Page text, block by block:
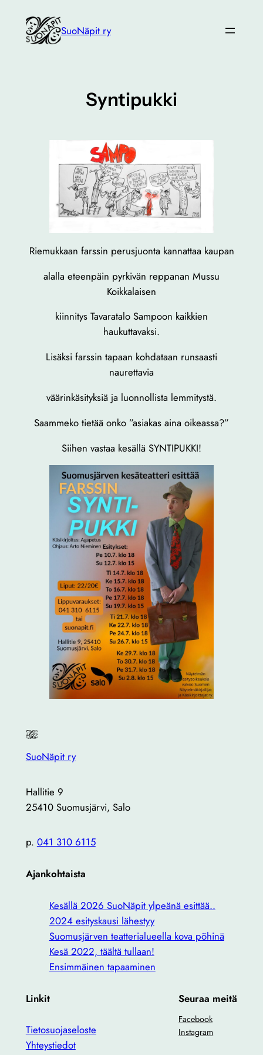
sisältöön
SuoNäpit ry
Syntipukki
Riemukkaan farssin perusjuonta kannattaa kaupan
alalla eteenpäin pyrkivän reppanan Mussu
Koikkalaisen
kiinnitys Tavaratalo Sampoon kaikkien
haukuttavaksi.
Lisäksi farssin tapaan kohdataan runsaasti
naurettavia
väärinkäsityksiä ja luonnollista lemmitystä.
Saammeko tietää onko ”asiakas aina oikeassa?”
Siihen vastaa kesällä SYNTIPUKKI!
SuoNäpit ry
Hallitie 9
25410 Suomusjärvi, Salo
p. 041 310 6115
Ajankohtaista
Kesällä 2026 SuoNäpit ylpeänä esittää..
2024 esityskausi lähestyy
Suomusjärven teatterialueella kova pöhinä
Kesä 2022, täältä tullaan!
Ensimmäinen tapaaminen
Linkit
Tietosuojaseloste
Yhteystiedot
Seuraa meitä
Facebook
Instagram